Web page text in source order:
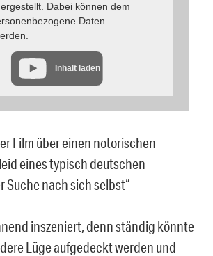
Dabei können dem
Daten
Inhalt laden
Film über einen notorischen
eines typisch deutschen
Suche nach sich selbst“-
inszeniert, denn ständig könnte
Lüge aufgedeckt werden und